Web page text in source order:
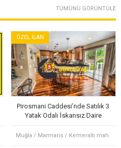
TÜMÜNÜ GÖRÜNTÜLE
ÖZEL İLAN
Pirosmani Caddesi’nde Satılık 3
Yatak Odalı İskansız Daire
Muğla / Marmaris / Kemeraltı mah.